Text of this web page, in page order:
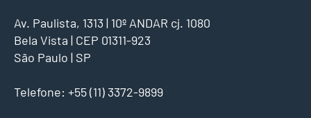
Av. Paulista, 1313 | 10º ANDAR cj. 1080
Bela Vista | CEP 01311-923
São Paulo | SP
Telefone: +55 (11) 3372-9899